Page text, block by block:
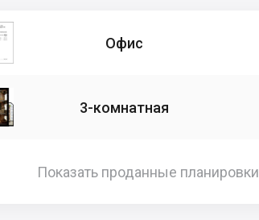
Офис
3-комнатная
Показать проданные планировки